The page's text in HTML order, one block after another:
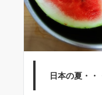
日本の夏・・